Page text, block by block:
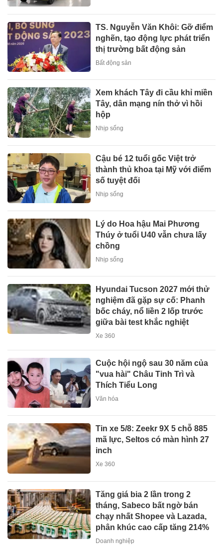
TS. Nguyễn Văn Khôi: Gỡ điểm
nghẽn, tạo động lực phát triển
thị trường bất động sản
Bất động sản
Xem khách Tây đi cầu khỉ miền
Tây, dân mạng nín thở vì hồi
hộp
Nhịp sống
Cậu bé 12 tuổi gốc Việt trở
thành thủ khoa tại Mỹ với điểm
số tuyệt đối
Nhịp sống
Lý do Hoa hậu Mai Phương
Thúy ở tuổi U40 vẫn chưa lấy
chồng
Nhịp sống
Hyundai Tucson 2027 mới thử
nghiệm đã gặp sự cố: Phanh
bốc cháy, nổ liền 2 lốp trước
giữa bài test khắc nghiệt
Xe 360
Cuộc hội ngộ sau 30 năm của
"vua hài" Châu Tinh Trì và
Thích Tiểu Long
Văn hóa
Tin xe 5/8: Zeekr 9X 5 chỗ 885
mã lực, Seltos có màn hình 27
inch
Xe 360
Tăng giá bia 2 lần trong 2
tháng, Sabeco bất ngờ bán
chạy nhất Shopee và Lazada,
phân khúc cao cấp tăng 214%
Doanh nghiệp